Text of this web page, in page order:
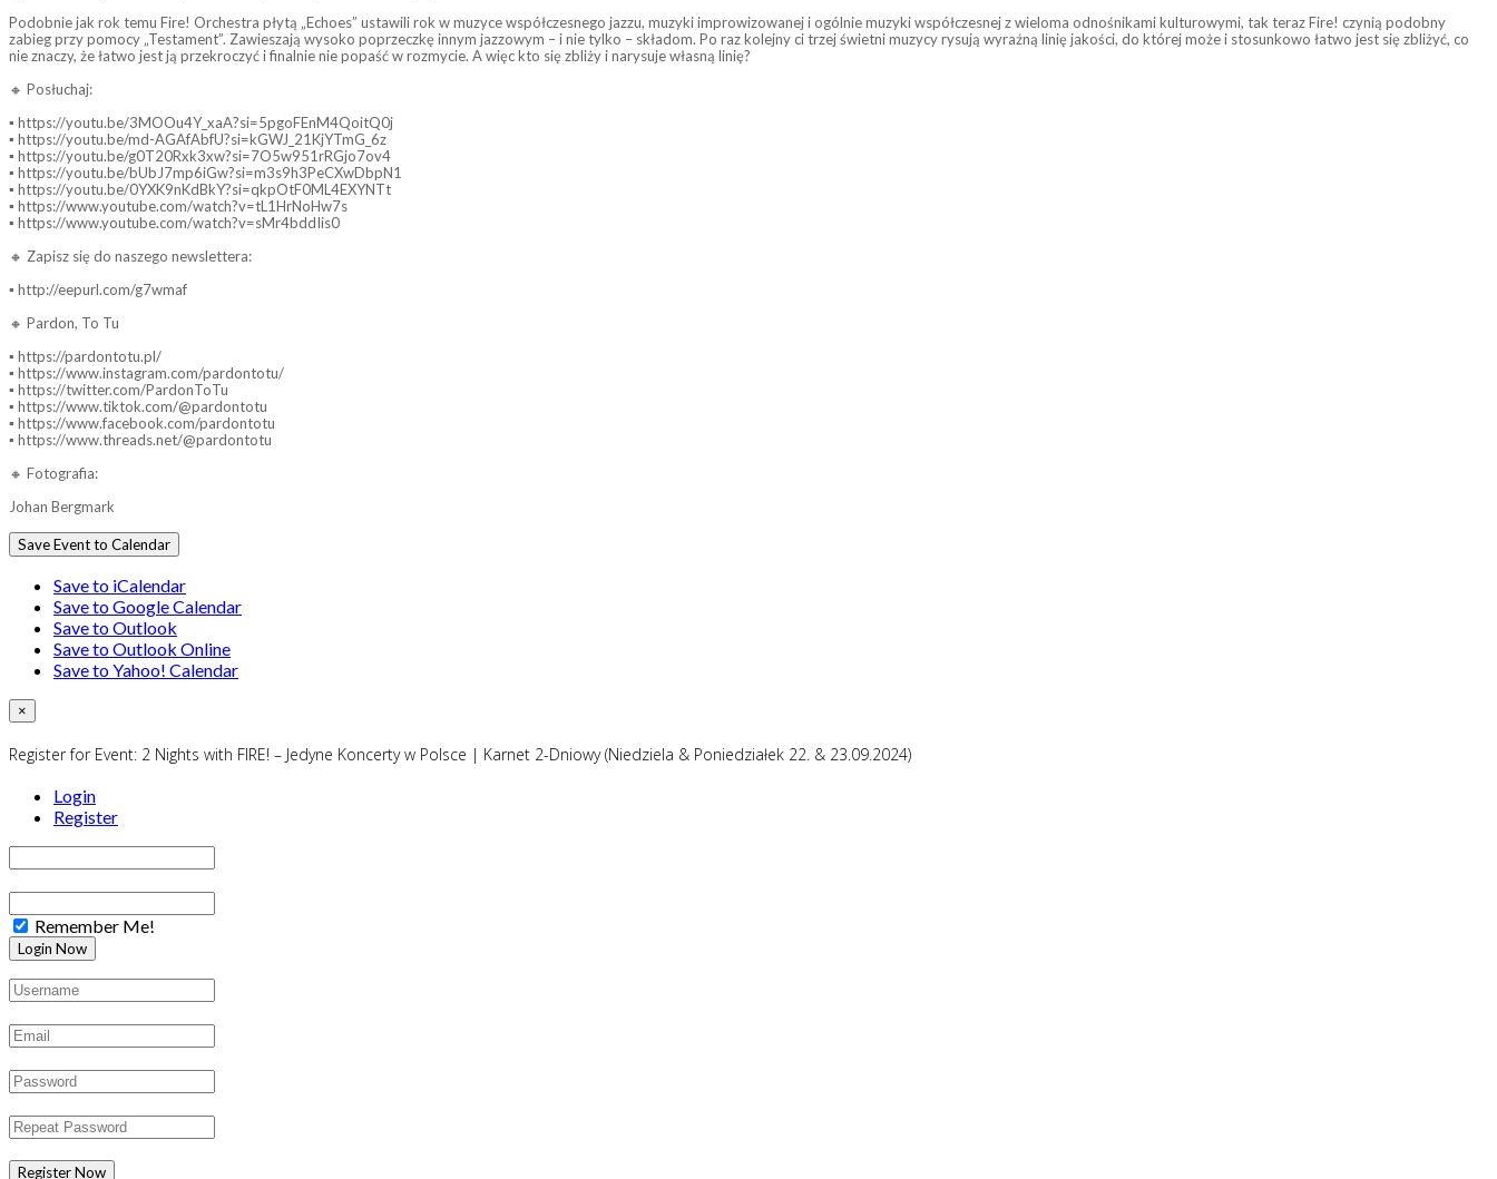
Podobnie jak rok temu Fire! Orchestra płytą „Echoes” ustawili rok w muzyce współczesnego jazzu, muzyki improwizowanej i ogólnie muzyki współczesnej z wieloma odnośnikami kulturowymi, tak teraz Fire! czynią podobny
zabieg przy pomocy „Testament”. Zawieszają wysoko poprzeczkę innym jazzowym – i nie tylko – składom. Po raz kolejny ci trzej świetni muzycy rysują wyraźną linię jakości, do której może i stosunkowo łatwo jest się zbliżyć, co
nie znaczy, że łatwo jest ją przekroczyć i finalnie nie popaść w rozmycie. A więc kto się zbliży i narysuje własną linię?
🔸 Posłuchaj:
▪ https://youtu.be/3MOOu4Y_xaA?si=5pgoFEnM4QoitQ0j
▪ https://youtu.be/md-AGAfAbfU?si=kGWJ_21KjYTmG_6z
▪ https://youtu.be/g0T20Rxk3xw?si=7O5w951rRGjo7ov4
▪ https://youtu.be/bUbJ7mp6iGw?si=m3s9h3PeCXwDbpN1
▪ https://youtu.be/0YXK9nKdBkY?si=qkpOtF0ML4EXYNTt
▪ https://www.youtube.com/watch?v=tL1HrNoHw7s
▪ https://www.youtube.com/watch?v=sMr4bddIis0
🔸 Zapisz się do naszego newslettera:
▪ http://eepurl.com/g7wmaf
🔸 Pardon, To Tu
▪ https://pardontotu.pl/
▪ https://www.instagram.com/pardontotu/
▪ https://twitter.com/PardonToTu
▪ https://www.tiktok.com/@pardontotu
▪ https://www.facebook.com/pardontotu
▪ https://www.threads.net/@pardontotu
🔸 Fotografia:
Johan Bergmark
Save Event to Calendar
Save to iCalendar
Save to Google Calendar
Save to Outlook
Save to Outlook Online
Save to Yahoo! Calendar
×
Register for Event: 2 Nights with FIRE! – Jedyne Koncerty w Polsce | Karnet 2-Dniowy (Niedziela & Poniedziałek 22. & 23.09.2024)
Login
Register
Remember Me!
Register Now